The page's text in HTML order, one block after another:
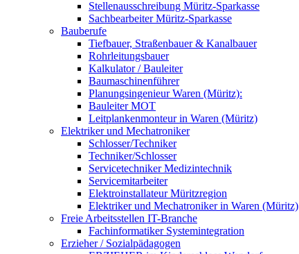
Stellenausschreibung Müritz-Sparkasse
Sachbearbeiter Müritz-Sparkasse
Bauberufe
Tiefbauer, Straßenbauer & Kanalbauer
Rohrleitungsbauer
Kalkulator / Bauleiter
Baumaschinenführer
Planungsingenieur Waren (Müritz):
Bauleiter MOT
Leitplankenmonteur in Waren (Müritz)
Elektriker und Mechatroniker
Schlosser/Techniker
Techniker/Schlosser
Servicetechniker Medizintechnik
Servicemitarbeiter
Elektroinstallateur Müritzregion
Elektriker und Mechatroniker in Waren (Müritz)
Freie Arbeitsstellen IT-Branche
Fachinformatiker Systemintegration
Erzieher / Sozialpädagogen